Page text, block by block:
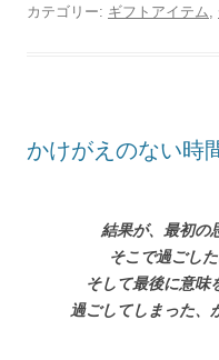
c
o
tt
e
カテゴリー: ギフトアイテム,
かけがえのない時
結果が、最初の
そこで過ごし
そして最後に意味
過ごしてしまった、